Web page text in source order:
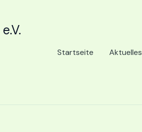
Startseite Aktuelles